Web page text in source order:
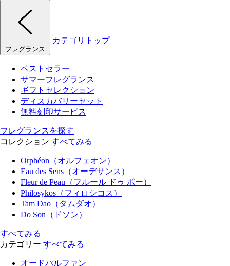
フレグランス
カテゴリトップ
ベストセラー
サマーフレグランス
ギフトセレクション
ディスカバリーセット
無料刻印サービス
フレグランスを探す
コレクション すべてみる
Orphéon（オルフェオン）
Eau des Sens（オーデサンス）
Fleur de Peau（フルール ドゥ ポー）
Philosykos（フィロシコス）
Tam Dao（タムダオ）
Do Son（ドソン）
すべてみる
カテゴリー すべてみる
オードパルファン